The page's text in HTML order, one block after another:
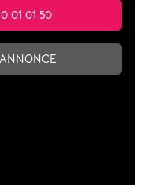
01 01 50